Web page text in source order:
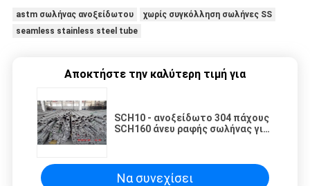
astm σωλήνας ανοξείδωτου
χωρίς συγκόλληση σωλήνες SS
seamless stainless steel tube
Αποκτήστε την καλύτερη τιμή για
SCH10 - ανοξείδωτο 304 πάχους
SCH160 άνευ ραφής σωλήνας για
Να συνεχίσει